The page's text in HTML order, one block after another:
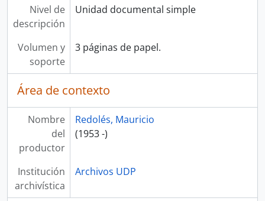
Nivel de
descripción
Unidad documental simple
Volumen y
soporte
3 páginas de papel.
Área de contexto
Nombre
del
productor
Redolés, Mauricio
(1953 -)
Institución
archivística
Archivos UDP